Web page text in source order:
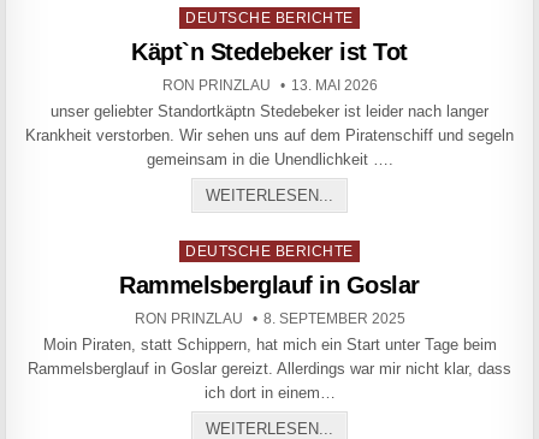
Posted in
DEUTSCHE BERICHTE
Käpt`n Stedebeker ist Tot
AUTHOR:
RON PRINZLAU PUBLISHED DATE:
13. MAI 2026
unser geliebter Standortkäptn Stedebeker ist leider nach langer
Krankheit verstorben. Wir sehen uns auf dem Piratenschiff und segeln
gemeinsam in die Unendlichkeit ….
WEITERLESEN...
Posted in
DEUTSCHE BERICHTE
Rammelsberglauf in Goslar
AUTHOR:
RON PRINZLAU PUBLISHED DATE:
8. SEPTEMBER 2025
Moin Piraten, statt Schippern, hat mich ein Start unter Tage beim
Rammelsberglauf in Goslar gereizt. Allerdings war mir nicht klar, dass
ich dort in einem…
WEITERLESEN...